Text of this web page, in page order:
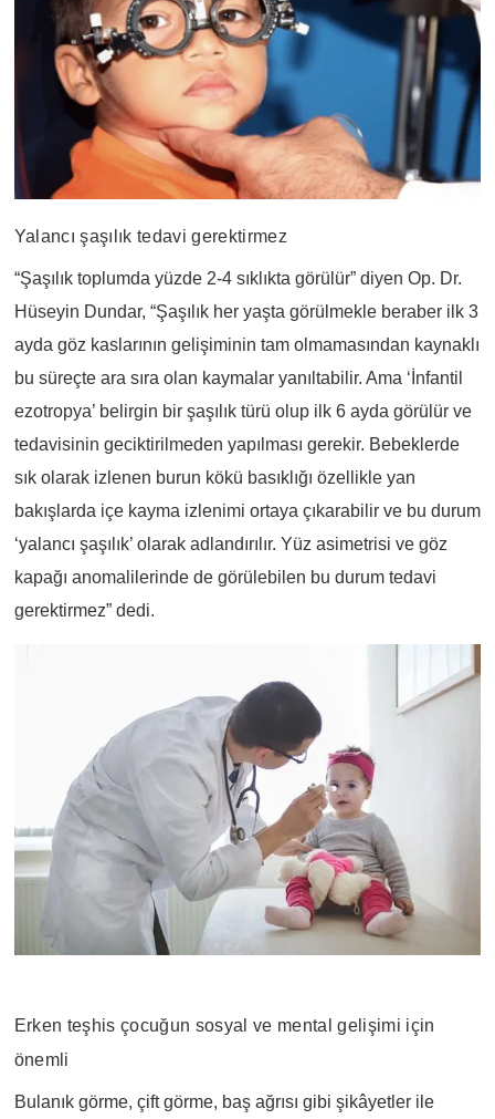
Yalancı şaşılık tedavi gerektirmez
“Şaşılık toplumda yüzde 2-4 sıklıkta görülür” diyen Op. Dr.
Hüseyin Dundar, “Şaşılık her yaşta görülmekle beraber ilk 3
ayda göz kaslarının gelişiminin tam olmamasından kaynaklı
bu süreçte ara sıra olan kaymalar yanıltabilir. Ama ‘İnfantil
ezotropya’ belirgin bir şaşılık türü olup ilk 6 ayda görülür ve
tedavisinin geciktirilmeden yapılması gerekir. Bebeklerde
sık olarak izlenen burun kökü basıklığı özellikle yan
bakışlarda içe kayma izlenimi ortaya çıkarabilir ve bu durum
‘yalancı şaşılık’ olarak adlandırılır. Yüz asimetrisi ve göz
kapağı anomalilerinde de görülebilen bu durum tedavi
gerektirmez” dedi.
Erken teşhis çocuğun sosyal ve mental gelişimi için
önemli
Bulanık görme, çift görme, baş ağrısı gibi şikâyetler ile